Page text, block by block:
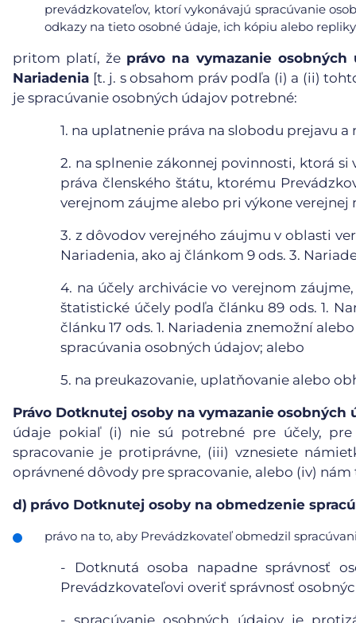
prevádzkovateľov, ktorí vykonávajú spracúvanie
odkazy na tieto osobné údaje, ich kópiu alebo
pritom platí, že právo na vymazanie
Nariadenia [t. j. s obsahom práv podľa (i) a (ii)
je spracúvanie osobných údajov potrebné:
1. na uplatnenie práva na slobodu prejavu a
2. na splnenie zákonnej povinnosti, ktorá
práva členského štátu, ktorému
verejnom záujme alebo pri výkone verejnej
3. z dôvodov verejného záujmu v oblasti
Nariadenia, ako aj článkom 9 ods. 3.
4. na účely archivácie vo verejnom
štatistické účely podľa článku 89 ods. 1.
článku 17 ods. 1. Nariadenia znemožní
spracúvania osobných údajov; alebo
5. na preukazovanie, uplatňovanie alebo
Právo Dotknutej osoby na vymazanie osobných
údaje pokiaľ (i) nie sú potrebné pre účely,
spracovanie je protiprávne, (iii) vznesiete
oprávnené dôvody pre spracovanie, alebo (iv)
d) právo Dotknutej osoby na obmedzenie
právo na to, aby Prevádzkovateľ obmedzil
- Dotknutá osoba napadne správnosť
Prevádzkovateľovi overiť správnosť
- spracúvanie osobných údajov je